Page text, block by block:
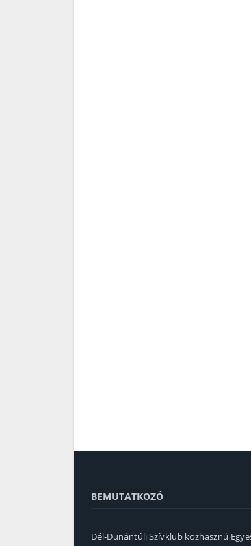
BEMUTATKOZÓ
Dél-Dunántúli Szívklub közhasznú